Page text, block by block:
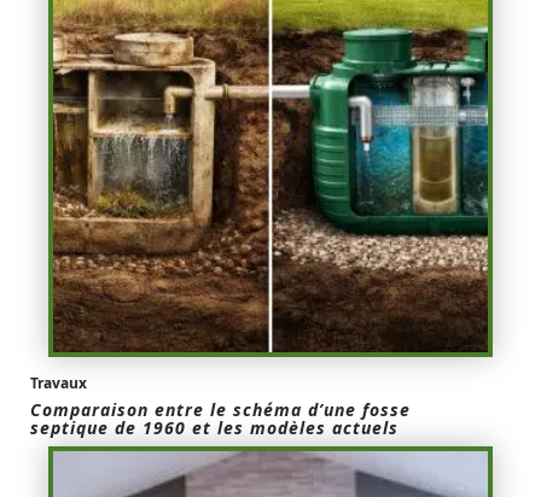
Travaux
Comparaison entre le schéma d’une fosse
septique de 1960 et les modèles actuels